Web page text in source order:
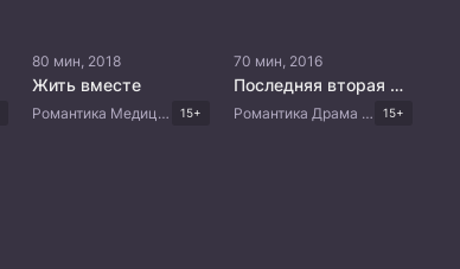
80 мин, 2018
Жить вместе
Романтика Медицина Мелодрама Корейские дорамы 15+
70 мин, 2016
Последняя вторая любовь
Романтика Драма Корейские дорамы 15+